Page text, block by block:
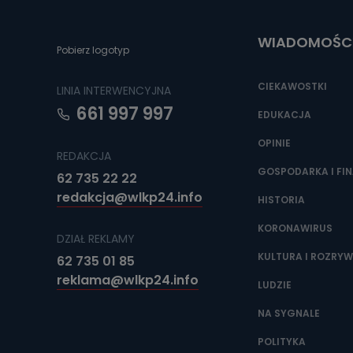
Jakie
Państwa (lub
źródeł
oraz partnerzy
Jak
Można to
Pobierz logotyp
LINIA INTERWENCYJNA
661 997 997
REDAKCJA
62 735 22 22
redakcja@wlkp24.info
DZIAŁ REKLAMY
62 735 01 85
reklama@wlkp24.info
CIEKAWOSTKI
EDUKACJA
OPINIE
GOSPODARKA I
HISTORIA
KORONAWIRUS
KULTURA I
LUDZIE
NA SYGNALE
POLITYKA